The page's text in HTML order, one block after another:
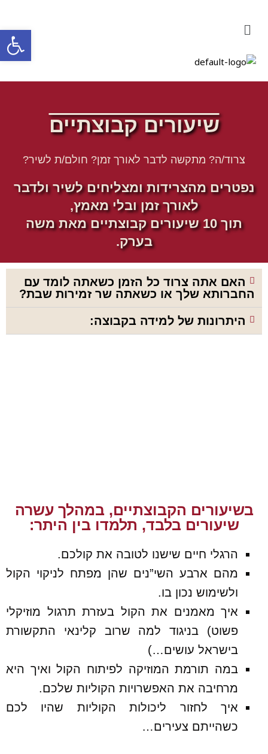
שיעורים קבוצתיים​
צרוד/ה? מתקשה לדבר לאורך זמן? חולם/ת לשיר?​
נפטרים מהצרידות ומצליחים לשיר ולדבר
לאורך זמן ובלי מאמץ,
תוך 10 שיעורים קבוצתיים מאת משה
בערק.
האם אתה צרוד כל הזמן כשאתה לומד עם
החברותא שלך או כשאתה שר זמירות שבת?
היתרונות של למידה בקבוצה:
בשיעורים הקבוצתיים, במהלך עשרה
שיעורים בלבד, תלמדו בין היתר:
הרגלי חיים שישנו לטובה את קולכם.
מהם ארבע השי”נים שהן מפתח לניקוי הקול
ולשימוש נכון בו.
איך מאמנים את הקול בעזרת תרגול מוזיקלי
פשוט) בניגוד למה שרוב קלינאי התקשורת
בישראל עושים…)
במה תורמת המוזיקה לפיתוח הקול ואיך היא
מרחיבה את האפשרויות הקוליות שלכם.
איך לחזור ליכולות הקוליות שהיו לכם
כשהייתם צעירים…